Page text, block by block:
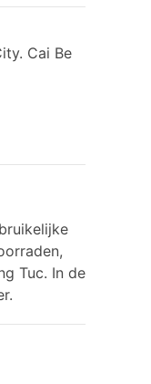
Cai Be
Tuc. In de